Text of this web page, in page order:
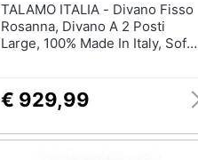
TALAMO ITALIA - Divano Fisso
Rosanna, Divano A 2 Posti
Large, 100% Made In Italy, Sofà
200x95h90, Grigio E Antracite
€ 929,99